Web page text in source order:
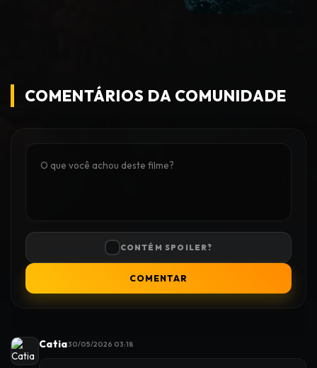
COMENTÁRIOS DA COMUNIDADE
CONTÉM SPOILER?
COMENTAR
Catia30/05/2026 03:18